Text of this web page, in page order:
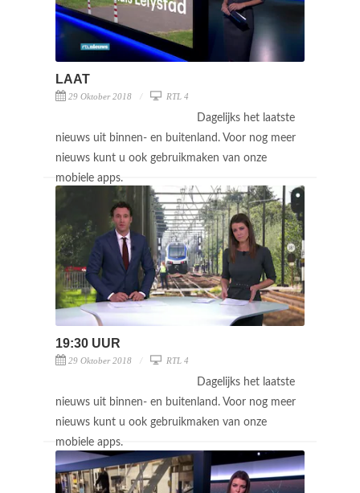
LAAT
29 Oktober 2018 RTL 4
Dagelijks het laatste
nieuws uit binnen- en buitenland. Voor nog meer
nieuws kunt u ook gebruikmaken van onze
mobiele apps.
19:30 UUR
29 Oktober 2018 RTL 4
Dagelijks het laatste
nieuws uit binnen- en buitenland. Voor nog meer
nieuws kunt u ook gebruikmaken van onze
mobiele apps.